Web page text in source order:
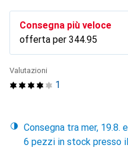
Consegna più veloce
offerta per CHF
344.95
1
Valutazioni
Consegna tra mer, 19.8.
6 pezzi in stock presso